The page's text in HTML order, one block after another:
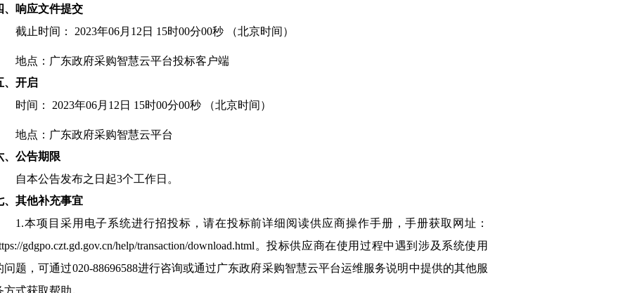
、响应文件提交
截止时间：
2023年06月12日 15时00分00秒 （北京时间）
地点： 广东政府采购智慧云平台投标客户端
、开启
时间：
2023年06月12日 15时00分00秒 （北京时间）
地点： 广东政府采购智慧云平台
、公告期限
自本公告发布之日起3个工作日。
、其他补充事宜
1.本项目采用电子系统进行招投标，请在投标前详细阅读供应商操作手册，手册获取网址：
gdgpo.czt.gd.gov.cn/help/transaction/download.html。投标供应商在使用过程中遇到涉及系统使用
问题，可通过020-88696588进行咨询或通过广东政府采购智慧云平台运维服务说明中提供的其他服
方式获取帮助。